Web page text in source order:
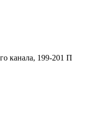
канала, 199-201 П